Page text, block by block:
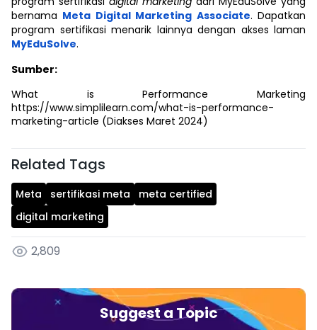
bernama Meta Digital Marketing Associate. Dapatkan
program sertifikasi menarik lainnya dengan akses laman
MyEduSolve.
Sumber:
What is Performance Marketing
https://www.simplilearn.com/what-is-performance-
marketing-article (Diakses Maret 2024)
Related Tags
Meta sertifikasi meta
meta certified
digital marketing
2,809
Suggest a Topic